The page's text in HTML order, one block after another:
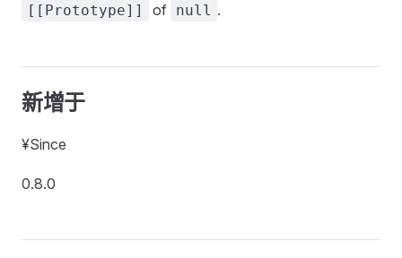
[[Prototype]] of null .
新增于
¥Since
0.8.0